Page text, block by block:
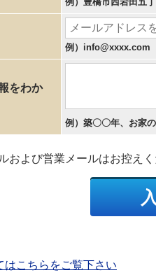
例）info@xxxx.com
をわか
例）築〇〇年、お家
よび営業メールはお控えく
はこちらをご覧下さい